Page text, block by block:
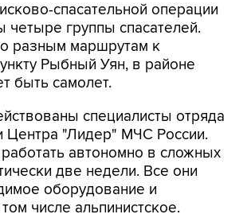
спасательной операции
четыре группы спасателей.
разным маршрутам к
Рыбный Уян, в районе
быть самолет.
специалисты отряда
Центра "Лидер" МЧС России.
автономно в сложных
две недели. Все они
оборудование и
числе альпинистское.